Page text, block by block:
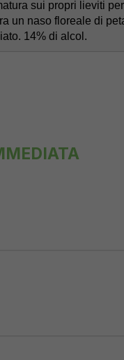
sui propri lieviti
un naso floreale di
14% di alcol.